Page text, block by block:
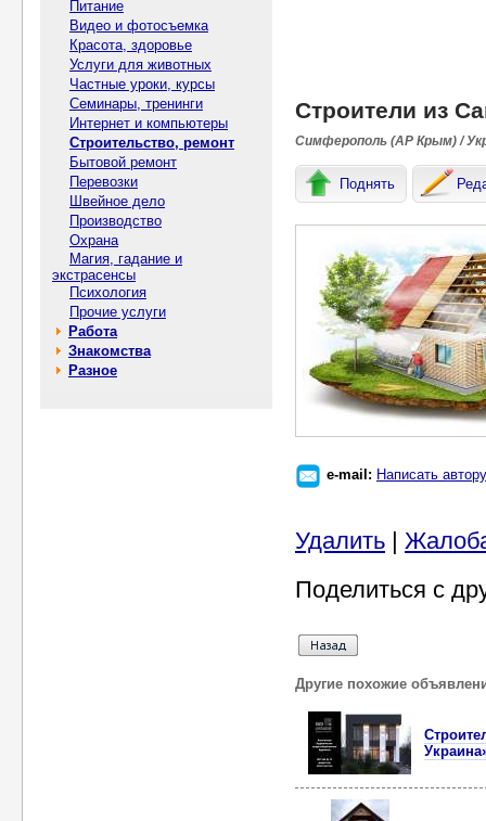
Питание
Видео и фотосъемка
Красота, здоровье
Услуги для животных
Частные уроки, курсы
Семинары, тренинги
Интернет и компьютеры
Строительство, ремонт
Бытовой ремонт
Перевозки
Швейное дело
Производство
Охрана
Магия, гадание и
экстрасенсы
Психология
Прочие услуги
Работа
Знакомства
Разное
Строители из
Симферополь (АР Крым) /
Поднять
e-mail: Написать автору
Удалить |
Поделиться с
Другие похожие